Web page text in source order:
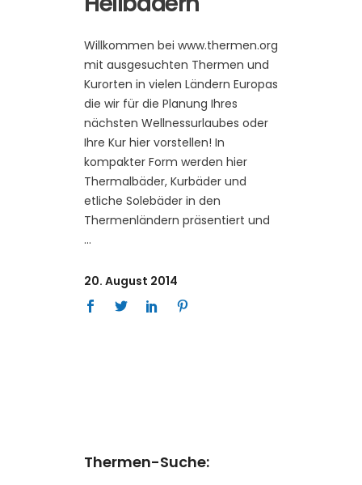
Willkommen bei www.thermen.org
mit ausgesuchten Thermen und
Kurorten in vielen Ländern Europas
die wir für die Planung Ihres
nächsten Wellnessurlaubes oder
Ihre Kur hier vorstellen! In
kompakter Form werden hier
Thermalbäder, Kurbäder und
etliche Solebäder in den
Thermenländern präsentiert und
20. August 2014
Thermen-Suche: